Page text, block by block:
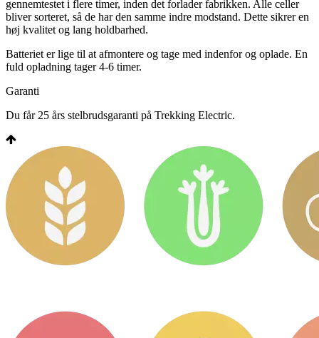
gennemtestet i flere timer, inden det forlader fabrikken. Alle celler
bliver sorteret, så de har den samme indre modstand. Dette sikrer en
høj kvalitet og lang holdbarhed.
Batteriet er lige til at afmontere og tage med indenfor og oplade. En
fuld opladning tager 4-6 timer.
Garanti
Du får 25 års stelbrudsgaranti på Trekking Electric.